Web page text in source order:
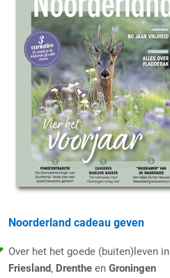
Noorderland cadeau geven
Over het het goede (buiten)leven in
Friesland, Drenthe en Groningen